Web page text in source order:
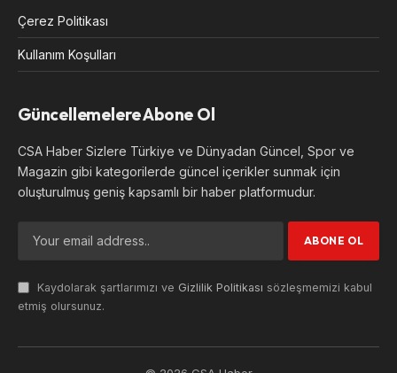
Çerez Politikası
Kullanım Koşulları
Güncellemelere Abone Ol
CSA Haber Sizlere Türkiye ve Dünyadan Güncel, Spor ve
Magazin gibi kategorilerde güncel içerikler sunmak için
oluşturulmuş geniş kapsamlı bir haber platformudur.
Kaydolarak şartlarımızı ve Gizlilik Politikası sözleşmemizi kabul
etmiş olursunuz.